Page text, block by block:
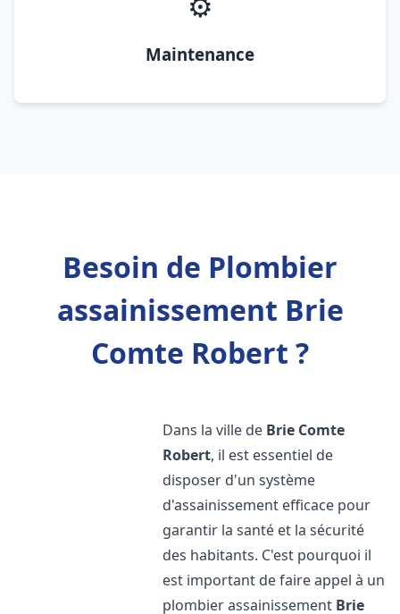
Maintenance
Besoin de Plombier
assainissement Brie
Comte Robert ?
Dans la ville de Brie Comte
Robert, il est essentiel de
disposer d'un système
d'assainissement efficace pour
garantir la santé et la sécurité
des habitants. C'est pourquoi il
est important de faire appel à un
plombier assainissement Brie